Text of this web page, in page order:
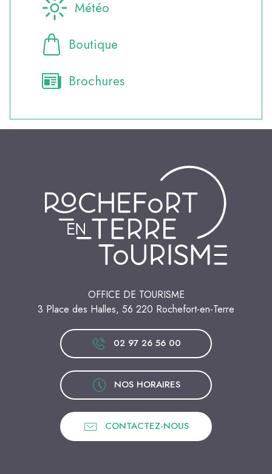
Météo
Boutique
Brochures
OFFICE DE TOURISME
3 Place des Halles, 56 220 Rochefort-en-Terre
02 97 26 56 00
NOS HORAIRES
CONTACTEZ-NOUS